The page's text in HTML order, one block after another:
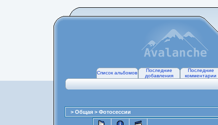
Список альбомов
Последние
добавления
Последние
комментарии
> Общая > Фотосессии